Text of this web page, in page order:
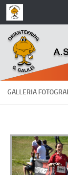
Salta al
GALLERIA